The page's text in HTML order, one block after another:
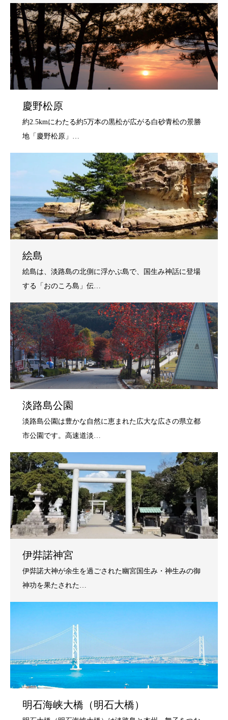
慶野松原
絵島
淡路島公園
伊弉諾神宮
明石海峡大橋（明石大橋）